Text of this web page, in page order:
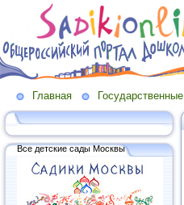
Главная Государственные
Все детские сады Москвы